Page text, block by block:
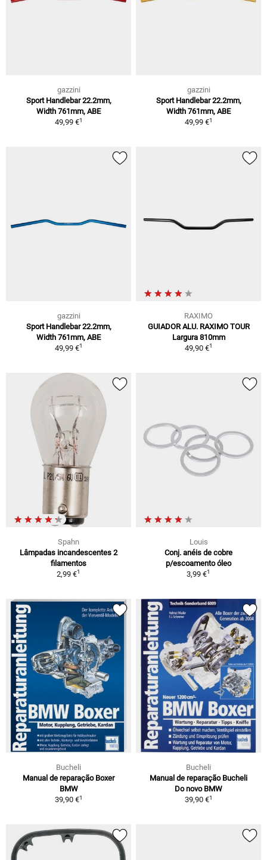
gazzini
Sport Handlebar 22.2mm,
Width 761mm, ABE
49,99 €1
gazzini
Sport Handlebar 22.2mm,
Width 761mm, ABE
49,99 €1
gazzini
Sport Handlebar 22.2mm,
Width 761mm, ABE
49,99 €1
RAXIMO
GUIADOR ALU. RAXIMO TOUR
Largura 810mm
49,90 €1
Spahn
Lâmpadas incandescentes 2
filamentos
2,99 €1
Louis
Conj. anéis de cobre
p/escoamento óleo
3,99 €1
Bucheli
Manual de reparação Boxer
BMW
39,90 €1
Bucheli
Manual de reparação Bucheli
Do novo BMW
39,90 €1